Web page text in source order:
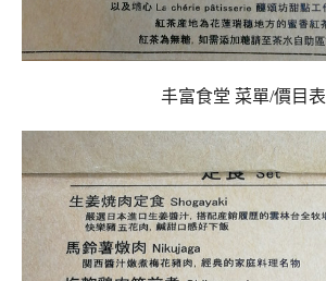
丰富食堂 菜單/價目表